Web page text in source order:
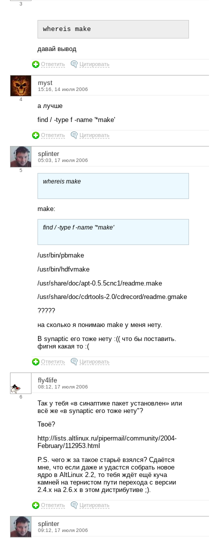
3
давай вывод
Ответить Цитировать
4
myst
15:16, 14 июля 2006
а лучше
find / -type f -name '*make'
Ответить Цитировать
5
splinter
05:03, 17 июля 2006
whereis make
make:
find / -type f -name '*make'
/usr/bin/pbmake
/usr/bin/hdfvmake
/usr/share/doc/apt-0.5.5cnc1/readme.make
/usr/share/doc/cdrtools-2.0/cdrecord/readme.gmake
?????
на сколько я понимаю make у меня нету.
В synaptic его тоже нету :(( что бы поставить.
фигня какая то :(
Ответить Цитировать
6
fly4life
08:12, 17 июля 2006
Так у тебя «в синаптике пакет установлен» или
всё же «в synaptic его тоже нету"?
Твоё?
http://lists.altlinux.ru/pipermail/community/2004-
February/112953.html
P.S. чего ж за такое старьё взялся? Сдаётся
мне, что если даже и удастся собрать новое
ядро в AltLinux 2.2, то тебя ждёт ещё куча
камней на тернистом пути перехода с версии
2.4.х на 2.6.х в этом дистрибутиве ;).
Ответить Цитировать
splinter
09:12, 17 июля 2006